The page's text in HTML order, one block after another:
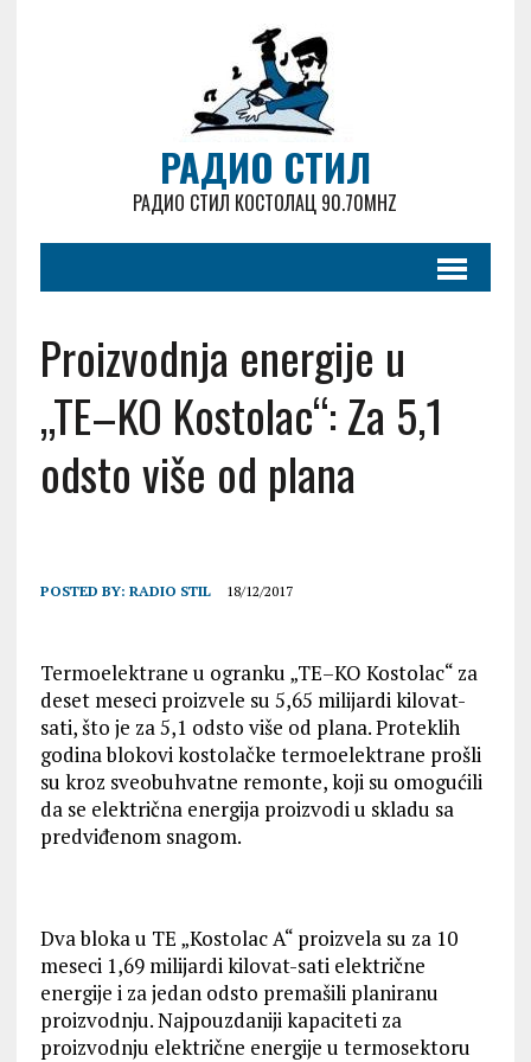
РАДИО СТИЛ
РАДИО СТИЛ КОСТОЛАЦ 90.70MHZ
Proizvodnja energije u
„TE–KO Kostolac“: Za 5,1
odsto više od plana
POSTED BY: RADIO STIL 18/12/2017
Termoelektrane u ogranku „TE–KO Kostolac“ za
deset meseci proizvele su 5,65 milijardi kilovat-
sati, što je za 5,1 odsto više od plana. Proteklih
godina blokovi kostolačke termoelektrane prošli
su kroz sveobuhvatne remonte, koji su omogućili
da se električna energija proizvodi u skladu sa
predviđenom snagom.
Dva bloka u TE „Kostolac A“ proizvela su za 10
meseci 1,69 milijardi kilovat-sati električne
energije i za jedan odsto premašili planiranu
proizvodnju. Najpouzdaniji kapaciteti za
proizvodnju električne energije u termosektoru